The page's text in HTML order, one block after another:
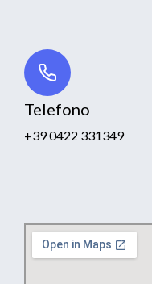
Telefono
+39 0422 331349